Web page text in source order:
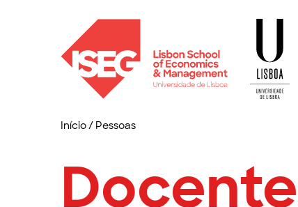
Início/ Pessoas